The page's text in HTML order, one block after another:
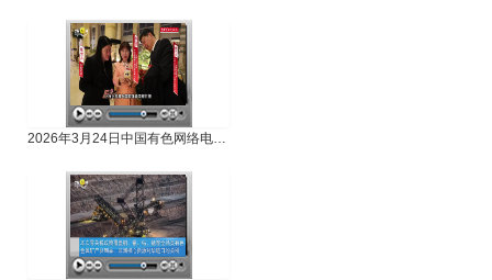
2026年3月24日中国有色网络电视新闻